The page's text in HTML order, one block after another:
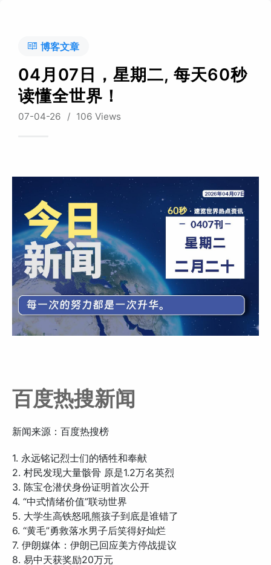
博客文章
04月07日，星期二, 每天60秒
读懂全世界！
07-04-26 / 106 Views
百度热搜新闻
新闻来源：百度热搜榜
1. 永远铭记烈士们的牺牲和奉献
2. 村民发现大量骸骨 原是1.2万名英烈
3. 陈宝仓潜伏身份证明首次公开
4. “中式情绪价值”联动世界
5. 大学生高铁怒吼熊孩子到底是谁错了
6. “黄毛”勇救落水男子后笑得好灿烂
7. 伊朗媒体：伊朗已回应美方停战提议
8. 易中天获奖励20万元